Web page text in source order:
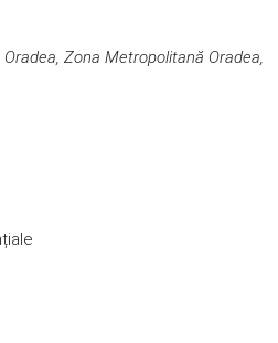
Zona Metropolitană Oradea,